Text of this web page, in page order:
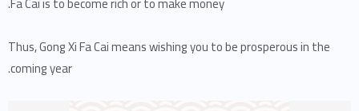
Thus, Gong Xi Fa Cai means wishing you to be prosperous in the
coming year.